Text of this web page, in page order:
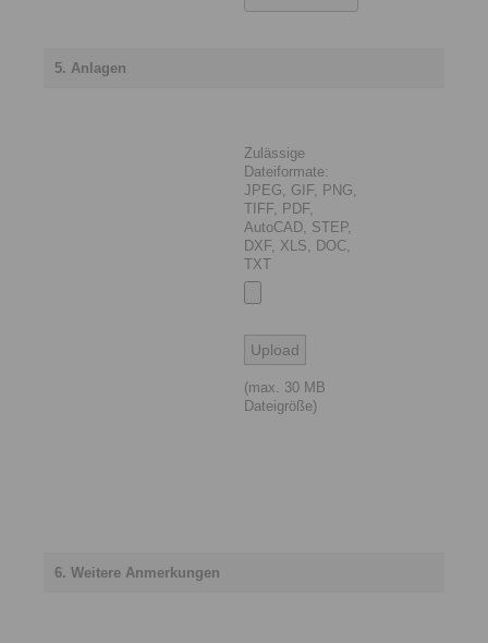
5. Anlagen
Zulässige
Dateiformate:
JPEG, GIF, PNG,
TIFF, PDF,
AutoCAD, STEP,
DXF, XLS, DOC,
TXT
(max. 30 MB
Dateigröße)
6. Weitere Anmerkungen